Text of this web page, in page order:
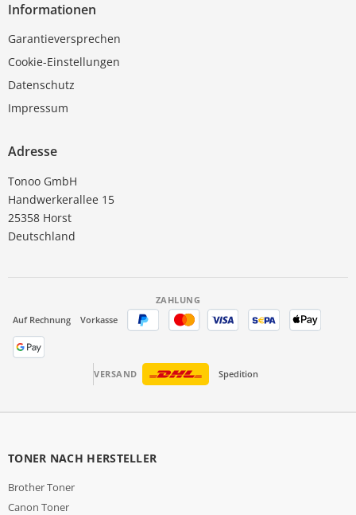
Informationen
Garantieversprechen
Cookie-Einstellungen
Datenschutz
Impressum
Adresse
Tonoo GmbH
Handwerkerallee 15
25358 Horst
Deutschland
ZAHLUNG
Auf Rechnung
Vorkasse
VERSAND Spedition
TONER NACH HERSTELLER
Brother Toner
Canon Toner